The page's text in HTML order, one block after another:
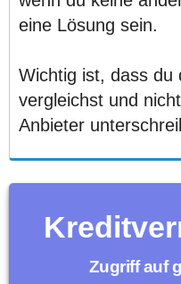
eine Lösung sein.
Wichtig ist, dass du
vergleichst und
Anbieter
Zugriff auf